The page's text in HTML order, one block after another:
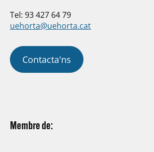
Tel: 93 427 64 79
uehorta@uehorta.cat
Contacta'ns
Membre de: